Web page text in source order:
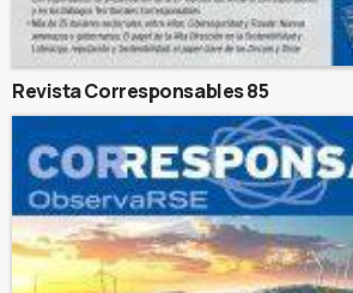
Revista Corresponsables 85